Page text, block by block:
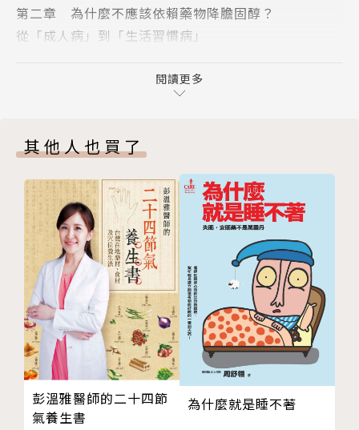
礙，不妨試試她的方法：
◎ 大家都錯怪膽固醇和中性脂肪了！
膽固醇除了是細胞吸收養分、排放老廢物的重要介質，
更是賀爾蒙的合成原料，具有提高免疫力，使血管變年
輕的作用。
中性脂肪則可維持體溫、保護皮膚及內臟，並提供人體
熱量。
高密度脂蛋白膽固醇（HDL-C）俗稱好的膽固醇。
可預防發炎、防止動脈硬化、協助人體抗氧化。
HDL-C以外的膽固醇，統稱非高密度脂蛋白膽固醇，
這類膽固醇一旦過高，就容易罹患心血管疾病，故稱壞
的膽固醇。
體內壞膽固醇和中性脂肪值過高，就如同河川暴漲，
若強行阻攔，勢必引起洪水氾濫，一發不可收拾。
你應該設法從根源「避免過量」，而不是靠吃藥「強行
第二章 為什麼不應該依賴藥物降膽固醇？
從「成人病」到「生活習慣病」
1. 降低LDL—C的主要藥物
2. 降低中性脂肪的主要藥物
更新
「藥局」從健康諮詢場所，變成單純領藥的地點
為了減少醫療支出推動早療，但成效有限
「史塔汀」副作用較少，但問題也不少
大家都在做的事，不代表一定正確
喚醒心底的日本魂，過得有活力、吃得更健康
人生各階段的膽固醇變化
第四章 怎麼做，膽固醇和中性脂肪才能回到正常值？
氧化、生鏽都肇因於活性氧
糖化作用害你變老、變醜，還動不動就生病
你也覺得新陳代謝變差了嗎？
不依賴藥物的新陳代謝對策
現代人，小心肝！
閱讀更多
其他人也買了
彭溫雅醫師的二十四節
氣養生書
為什麼就是睡不著